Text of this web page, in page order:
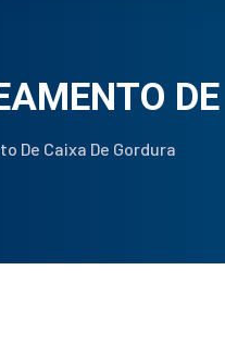
De Caixa De Gordura